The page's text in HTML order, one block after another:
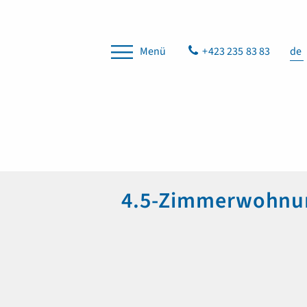
Menü +423 235 83 83 de
4.5-Zimmerwohnung